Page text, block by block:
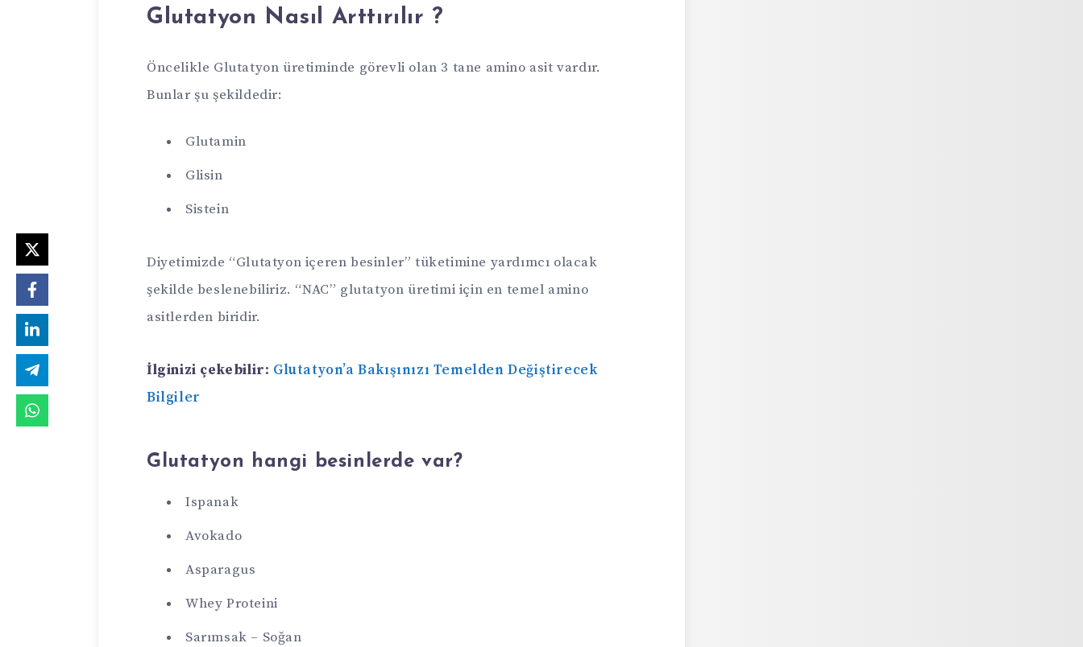
Glutatyon Nasıl Arttırılır ?
Öncelikle Glutatyon üretiminde görevli olan 3 tane amino asit vardır.
Bunlar şu şekildedir:
Glutamin
Glisin
Sistein
Diyetimizde “Glutatyon içeren besinler” tüketimine yardımcı olacak
şekilde beslenebiliriz. “NAC” glutatyon üretimi için en temel amino
asitlerden biridir.
İlginizi çekebilir: Glutatyon’a Bakışınızı Temelden Değiştirecek
Bilgiler
Glutatyon hangi besinlerde var?
Ispanak
Avokado
Asparagus
Whey Proteini
Sarımsak – Soğan